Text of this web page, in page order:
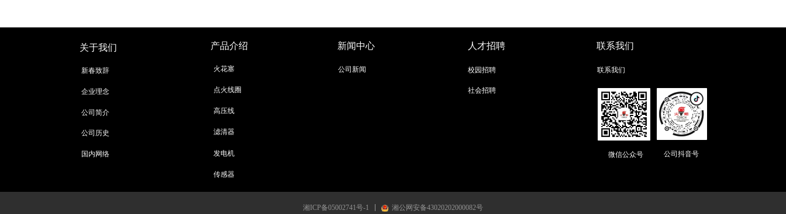
新春致辞
企业理念
公司简介
公司历史
国内网络
火花塞
点火线圈
高压线
滤清器
发电机
传感器
产品介绍
微信公众号
公司新闻
新闻中心
校园招聘
人才招聘
联系我们
联系我们
关于我们
公司抖音号
社会招聘
湘ICP备05002741号-1 湘公网安备43020202000082号